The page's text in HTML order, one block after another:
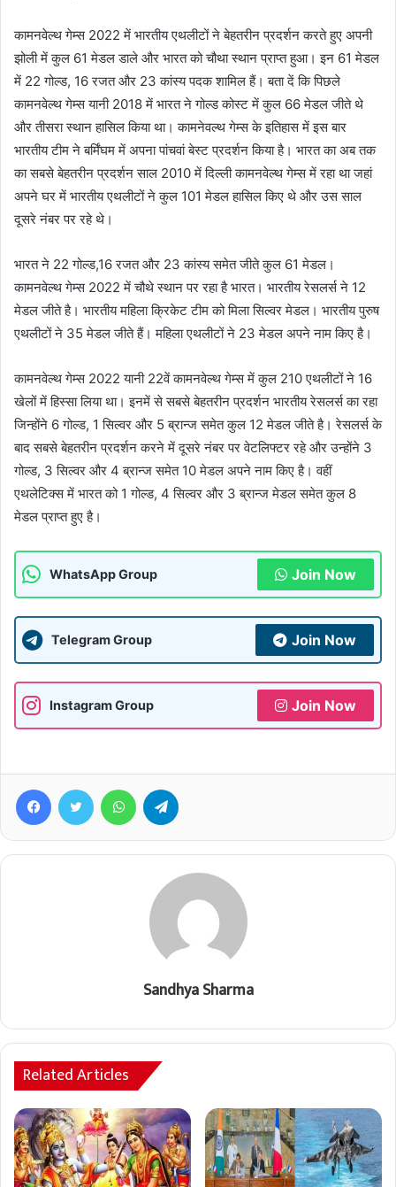
कामनवेल्थ गेम्स 2022 में भारतीय एथलीटों ने बेहतरीन प्रदर्शन करते हुए अपनी
झोली में कुल 61 मेडल डाले और भारत को चौथा स्थान प्राप्त हुआ। इन 61 मेडल
में 22 गोल्ड, 16 रजत और 23 कांस्य पदक शामिल हैं। बता दें कि पिछले
कामनवेल्थ गेम्स यानी 2018 में भारत ने गोल्ड कोस्ट में कुल 66 मेडल जीते थे
और तीसरा स्थान हासिल किया था। कामनेवल्थ गेम्स के इतिहास में इस बार
भारतीय टीम ने बर्मिंघम में अपना पांचवां बेस्ट प्रदर्शन किया है। भारत का अब तक
का सबसे बेहतरीन प्रदर्शन साल 2010 में दिल्ली कामनवेल्थ गेम्स में रहा था जहां
अपने घर में भारतीय एथलीटों ने कुल 101 मेडल हासिल किए थे और उस साल
दूसरे नंबर पर रहे थे।
भारत ने 22 गोल्ड,16 रजत और 23 कांस्य समेत जीते कुल 61 मेडल।
कामनवेल्थ गेम्स 2022 में चौथे स्थान पर रहा है भारत। भारतीय रेसलर्स ने 12
मेडल जीते है। भारतीय महिला क्रिकेट टीम को मिला सिल्वर मेडल। भारतीय पुरुष
एथलीटों ने 35 मेडल जीते हैं। महिला एथलीटों ने 23 मेडल अपने नाम किए है।
कामनवेल्थ गेम्स 2022 यानी 22वें कामनवेल्थ गेम्स में कुल 210 एथलीटों ने 16
खेलों में हिस्सा लिया था। इनमें से सबसे बेहतरीन प्रदर्शन भारतीय रेसलर्स का रहा
जिन्होंने 6 गोल्ड, 1 सिल्वर और 5 ब्रान्ज समेत कुल 12 मेडल जीते है। रेसलर्स के
बाद सबसे बेहतरीन प्रदर्शन करने में दूसरे नंबर पर वेटलिफ्टर रहे और उन्होंने 3
गोल्ड, 3 सिल्वर और 4 ब्रान्ज समेत 10 मेडल अपने नाम किए है। वहीं
एथलेटिक्स में भारत को 1 गोल्ड, 4 सिल्वर और 3 ब्रान्ज मेडल समेत कुल 8
मेडल प्राप्त हुए है।
WhatsApp Group Join Now
Telegram Group Join Now
Instagram Group Join Now
FacebookTwitter WhatsApp
Sandhya Sharma
Related Articles